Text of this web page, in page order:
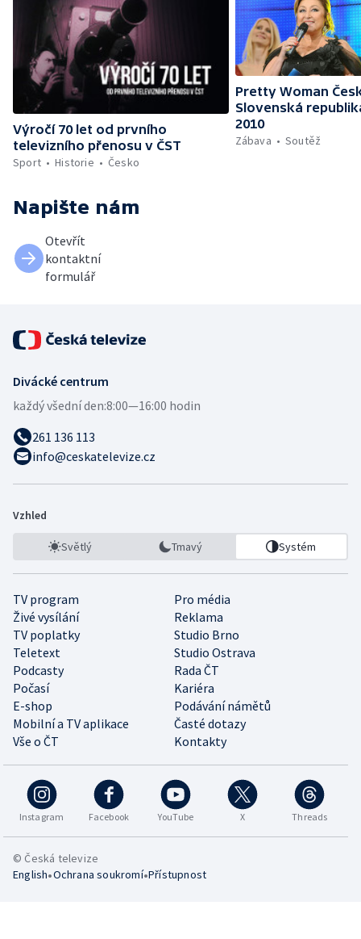
Výročí 70 let od prvního
televizního přenosu v ČST
Sport
Historie Česko
Pretty Woman
Slovenská
2010
Zábava
Soutěž
Napište nám
Otevřít
kontaktní
formulář
Divácké centrum
každý všední den:8:00—16:00 hodin
261 136 113
info@ceskatelevize.cz
Vzhled
Světlý Tmavý Systém
TV program
Pro média
Živé vysílání
Reklama
TV poplatky
Studio Brno
Teletext
Studio Ostrava
Podcasty
Rada ČT
Počasí
Kariéra
E-shop
Podávání námětů
Mobilní a TV aplikace
Časté dotazy
Vše o ČT
Kontakty
Instagram Facebook YouTube X Threads
© Česká televize
English•Ochrana soukromí•Přístupnost